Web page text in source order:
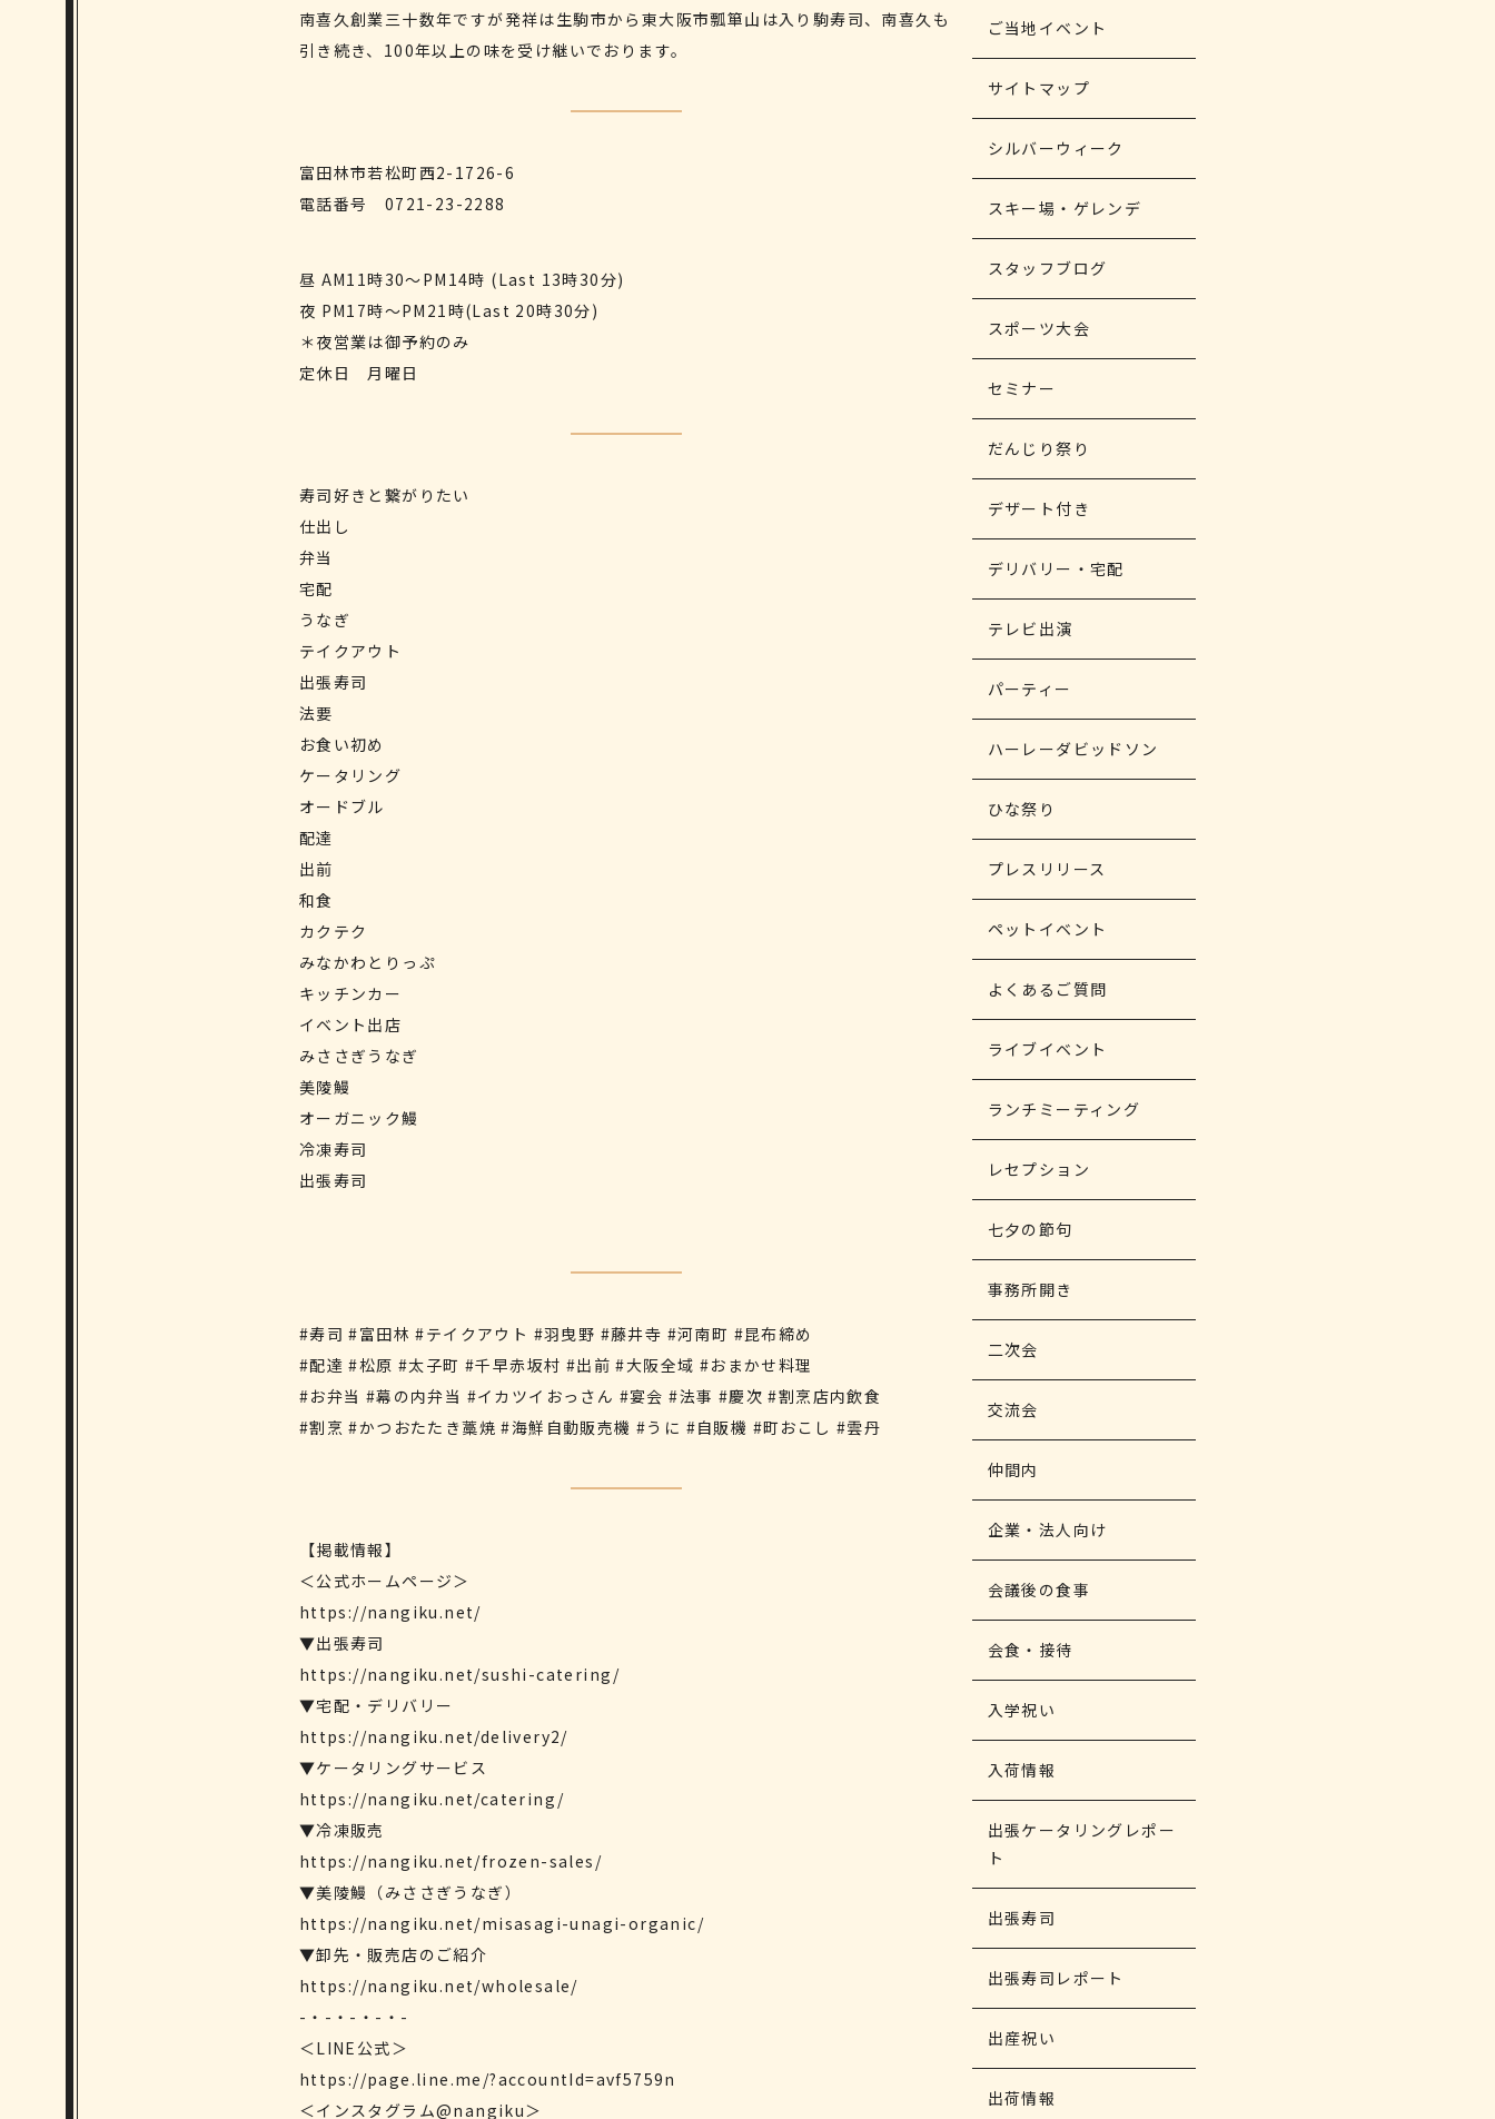
南喜久創業三十数年ですが発祥は生駒市から東大阪市瓢箪山は入り駒寿司、南喜久も
引き続き、100年以上の味を受け継いでおります。
富田林市若松町西2-1726-6
電話番号
0721-23-2288
昼 AM11時30〜PM14時 (Last 13時30分)
夜 PM17時〜PM21時(Last 20時30分)
＊夜営業は御予約のみ
定休日 月曜日
寿司好きと繋がりたい
仕出し
弁当
宅配
うなぎ
テイクアウト
出張寿司
法要
お食い初め
ケータリング
オードブル
配達
出前
和食
カクテク
みなかわとりっぷ
キッチンカー
イベント出店
みささぎうなぎ
美陵鰻
オーガニック鰻
冷凍寿司
出張寿司
#寿司 #富田林 #テイクアウト #羽曳野 #藤井寺 #河南町 #昆布締め
#配達 #松原 #太子町 #千早赤坂村 #出前 #大阪全域 #おまかせ料理
#お弁当 #幕の内弁当 #イカツイおっさん #宴会 #法事 #慶次 #割烹店内飲食
#割烹 #かつおたたき藁焼 #海鮮自動販売機 #うに #自販機 #町おこし #雲丹
【掲載情報】
＜公式ホームページ＞
https://nangiku.net/
▼出張寿司
https://nangiku.net/sushi-catering/
▼宅配・デリバリー
https://nangiku.net/delivery2/
▼ケータリングサービス
https://nangiku.net/catering/
▼冷凍販売
https://nangiku.net/frozen-sales/
▼美陵鰻（みささぎうなぎ）
https://nangiku.net/misasagi-unagi-organic/
▼卸先・販売店のご紹介
https://nangiku.net/wholesale/
-・-・-・-・-
＜LINE公式＞
https://page.line.me/?accountId=avf5759n
＜インスタグラム@nangiku＞
ご当地イベント
サイトマップ
シルバーウィーク
スキー場・ゲレンデ
スタッフブログ
スポーツ大会
セミナー
だんじり祭り
デザート付き
デリバリー・宅配
テレビ出演
パーティー
ハーレーダビッドソン
ひな祭り
プレスリリース
ペットイベント
よくあるご質問
ライブイベント
ランチミーティング
レセプション
七夕の節句
事務所開き
二次会
交流会
仲間内
企業・法人向け
会議後の食事
会食・接待
入学祝い
入荷情報
出張ケータリングレポー
ト
出張寿司
出張寿司レポート
出産祝い
出荷情報